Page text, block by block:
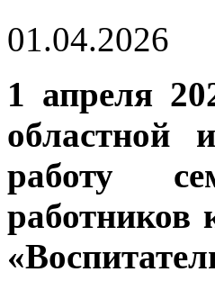
01.04.2026
1 апреля
областной
работу
работников